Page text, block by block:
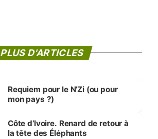
PLUS D'ARTICLES
Requiem pour le N’Zi (ou pour
mon pays ?)
Côte d’Ivoire. Renard de retour à
la tête des Éléphants